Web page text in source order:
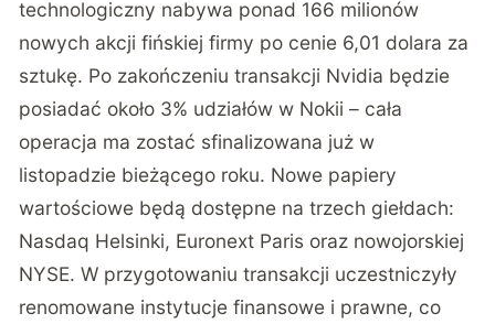
technologiczny nabywa ponad 166 milionów
nowych akcji fińskiej firmy po cenie 6,01 dolara za
sztukę. Po zakończeniu transakcji Nvidia będzie
posiadać około 3% udziałów w Nokii – cała
operacja ma zostać sfinalizowana już w
listopadzie bieżącego roku. Nowe papiery
wartościowe będą dostępne na trzech giełdach:
Nasdaq Helsinki, Euronext Paris oraz nowojorskiej
NYSE. W przygotowaniu transakcji uczestniczyły
renomowane instytucje finansowe i prawne, co